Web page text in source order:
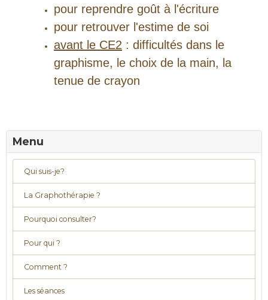
pour reprendre goût à l'écriture
pour retrouver l'estime de soi
avant le CE2 : difficultés dans le
graphisme, le choix de la main, la
tenue de crayon
Menu
Qui suis-je?
La Graphothérapie ?
Pourquoi consulter?
Pour qui ?
Comment ?
Les séances